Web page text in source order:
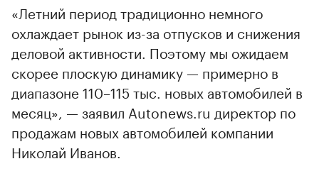
00:00 / 00:00
«Летний период традиционно немного
охлаждает рынок из-за отпусков и снижения
деловой активности. Поэтому мы ожидаем
скорее плоскую динамику — примерно в
диапазоне 110–115 тыс. новых автомобилей в
месяц», — заявил Autonews.ru директор по
продажам новых автомобилей компании
Николай Иванов.